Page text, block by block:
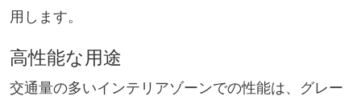
用します。
高性能な用途
交通量の多いインテリアゾーンでの性能は、グレー